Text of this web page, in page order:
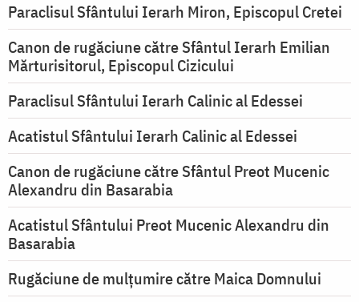
Paraclisul Sfântului Ierarh Miron, Episcopul Cretei
Canon de rugăciune către Sfântul Ierarh Emilian
Mărturisitorul, Episcopul Cizicului
Paraclisul Sfântului Ierarh Calinic al Edessei
Acatistul Sfântului Ierarh Calinic al Edessei
Canon de rugăciune către Sfântul Preot Mucenic
Alexandru din Basarabia
Acatistul Sfântului Preot Mucenic Alexandru din
Basarabia
Rugăciune de mulţumire către Maica Domnului